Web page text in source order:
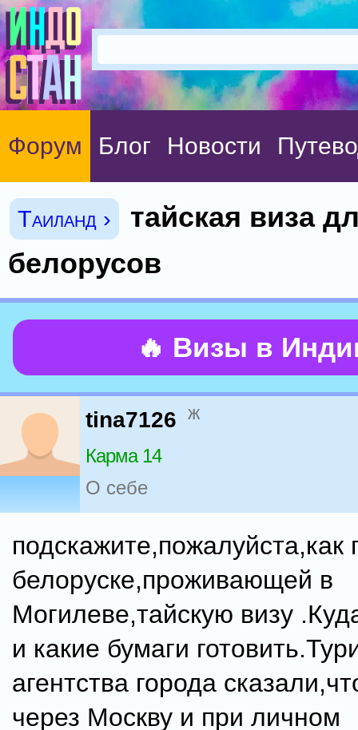
Форум Блог Новости
Таиланд ›
тайская виза
белорусов
🔥 Визы в
tina7126 ж
Карма 14
О себе
подскажите,пожалуйста,как
белоруске,проживающей в
Могилеве,тайскую визу
и какие бумаги
агентства города
через Москву и при личном